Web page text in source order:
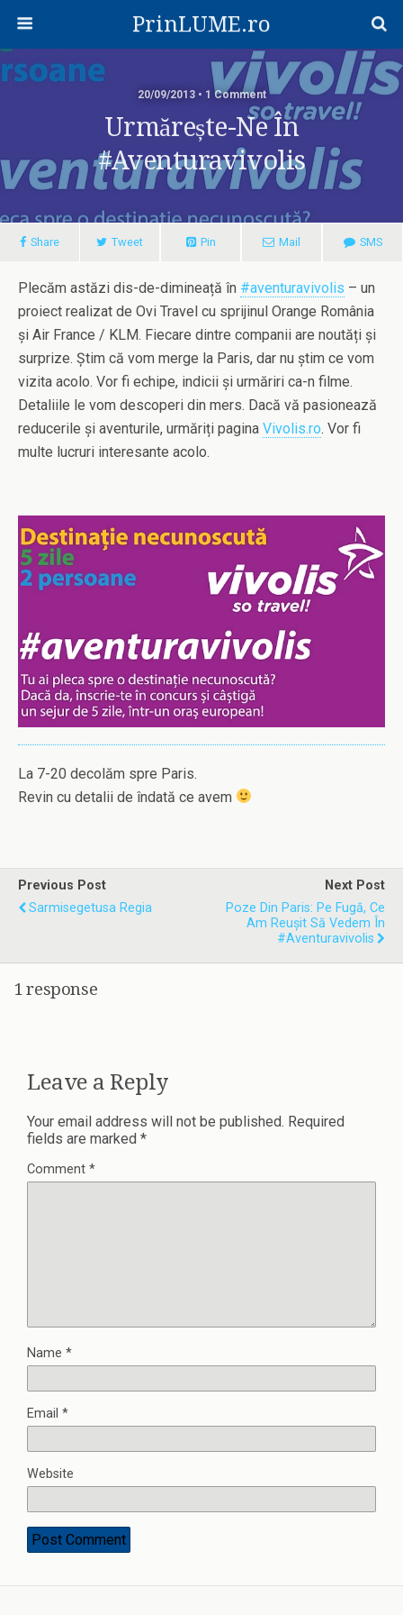
PrinLUME.ro
20/09/2013 • 1 Comment
Urmărește-Ne În
#aventuravivolis
Share Tweet Pin Mail SMS
Plecăm astăzi dis-de-dimineață în #aventuravivolis – un
proiect realizat de Ovi Travel cu sprijinul Orange România
și Air France / KLM. Fiecare dintre companii are noutăți și
surprize. Știm că vom merge la Paris, dar nu știm ce vom
vizita acolo. Vor fi echipe, indicii și urmăriri ca-n filme.
Detaliile le vom descoperi din mers. Dacă vă pasionează
reducerile și aventurile, urmăriți pagina Vivolis.ro. Vor fi
multe lucruri interesante acolo.
La 7-20 decolăm spre Paris.
Revin cu detalii de îndată ce avem
Previous Post
Sarmisegetusa Regia
Next Post
Poze Din Paris: Pe Fugă, Ce
Am Reușit Să Vedem În
#aventuravivolis
1 response
Leave a Reply
Your email address will not be published. Required
fields are marked *
Comment *
Name *
Email *
Website